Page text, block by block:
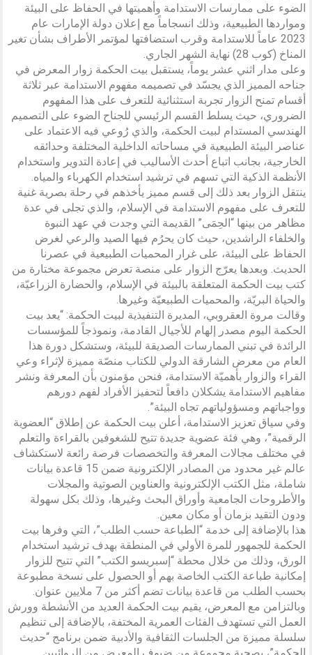
الضوء على ممارسات الاستدامة وأهميتها في الحفاظ على البيئة
ومواردها الطبيعية، وذلك انسجاماً مع إعلان دولة الإمارات عام
2023 عاماً للاستدامة وقرب استضافتها لمؤتمر الأطراف بشأن تغير
المناخ (كوب 28) نهاية الشهر الجاري.
وعلى مدار اثني عشر يوماً، يستقبل بيت الحكمة زوار المعرض في
جناحه المميز الذي يجسّد في تصميمه مفهوم الاستدامة عبر ثلاثة
أقسام تمنح الزوار تجربة استثنائية للتعرف على هذا المفهوم
الضروري، حيث يسلط القسم الرئيسي للجناح الضوء على التصميم
الهندسي المستدام لبيت الحكمة، والذي رُوعي فيه الاعتماد على
عناصر البيئة الطبيعية في مساحاته الداخلية المختلفة وحدائقه
الخارجية، بجانب اتباع أحدث الأساليب في إعادة التدوير واستخدام
الأنظمة الذكية التي تسهم في ترشيد استخدام الكهرباء والمياه.
ينتقل الزوار بعد ذلك إلى قسم مميز يأخذهم في رحلة بصرية غنية
للتعرف على مفهوم الاستدامة في الإسلام، والذي تجلى في عدة
مظاهر من بينها “الحِمَى” القديمة التي وجدت في عهد النبوة
والخلفاء الراشدين، حيث كان يحرُم فيها الصيد والرعي لغرض
الحفاظ على البيئة، على غرار المحميات الطبيعية في عصرنا
الحديث. وبعدها يعرّج الزوار على منصة تعرض مجموعة مختارة من
كتب بيت الحكمة المتعلقة بالبيئة في الإسلام، والحضارة الزراعيّة،
والحياة البريّة، والمحميات الطبيعيّة وغيرها.
وقالت مروة العقروبي، المديرة التنفيذية لبيت الحكمة: “يعد بيت
الحكمة اليوم مصدر إلهام للأجيال القادمة، ونموذجاً للمؤسسات
الرائدة في تبني الممارسات الصديقة للبيئة، وستشكل دورة هذا
العام من معرض الشارقة الدولي للكتاب منصّة مميزة لإثراء وعي
القراء والزوار بأهميّة الاستدامة، فنحن مؤمنون بأن المعرفة ونشر
مفاهيم الاستدامة يشكلان دافعاً لتحفيز الأفراد لفهم دورهم
وواجباتهم ومسؤولياتهم تجاه البيئة”.
وفي سياق تعزيز الاستدامة، أعلن بيت الحكمة عن إطلاق “العضوية
الرقمية”، وهي فئة عضوية جديدة تتيح للشغوفين بالقراءة والتعلم
في مختلف مجالات المعرفة والتخصصات فرصة رائعة لاستكشاف
عالم غير محدود من المصادر الإلكترونية ضمن 15 قاعدة بيانات
شاملة، مثل الكتب الإلكترونية والعناوين الصوتية والمجلات
والأطروحات الجامعية وأوراق البحث وغيرها، وذلك بكل سهولة
ودون التقيد بزمان أو مكان معين.
هذا بالإضافة إلى خدمة “الطباعة حسب الطلب”، التي وفرها بيت
الحكمة للجمهور للمرة الأولي في المنطقة بهدف ترشيد استخدام
الورق، وذلك من خلال محطة “إسبريسو الكتب” التي تتيح للزوار
إمكانية طباعة الكتب الخاصة بهم أو الحصول على نسخة مطبوعة
بحسب الطلب من قاعدة بيانات تضم أكثر من 7 ملايين عنوان.
وبالتزامن مع المعرض، يقيم بيت الحكمة العديد من الأنشطة وورش
العمل التي تستهدف الفئات العمرية المختفة، بالإضافة إلى تنظيم
سلسلة مميزة من الجلسات الثقافية والأدبية ضمن برنامج “حديث